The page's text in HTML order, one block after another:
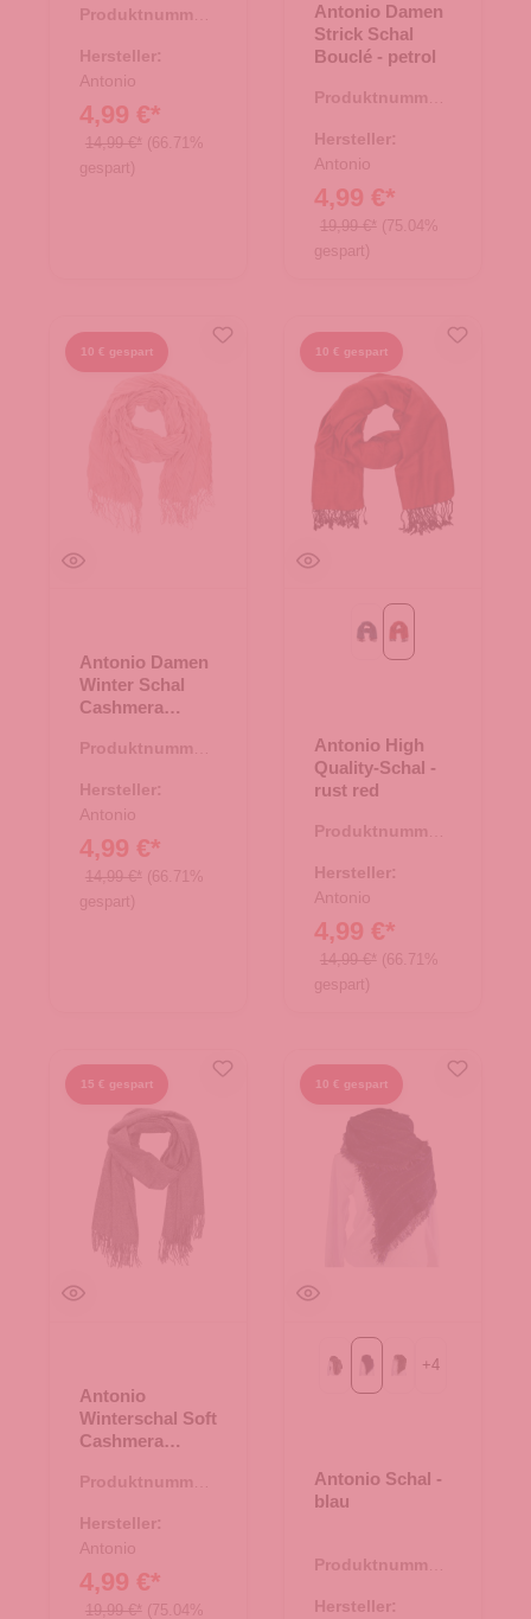
Produktnummer:
Hersteller:
Antonio
4,99 €*
14,99 €* (66.71%
gespart)
Antonio Damen
Strick Schal
Bouclé - petrol
Produktnummer:
Hersteller:
Antonio
4,99 €*
19,99 €* (75.04%
gespart)
10 € gespart
Antonio Damen
Winter Schal
Cashmera
Produktnummer:
Hersteller:
Antonio
4,99 €*
14,99 €* (66.71%
gespart)
10 € gespart
petrolrust red
Antonio High
Quality-Schal -
rust red
Produktnummer:
Hersteller:
Antonio
4,99 €*
14,99 €* (66.71%
gespart)
15 € gespart
Antonio
Winterschal Soft
Cashmera
schwarz
Produktnummer:
Hersteller:
Antonio
4,99 €*
19,99 €* (75.04%
10 € gespart
Rosablau coffee
+4
Antonio Schal -
blau
Produktnummer:
Hersteller: